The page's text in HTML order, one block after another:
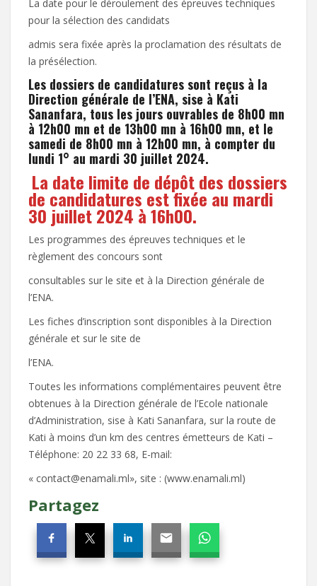
La date pour le déroulement des épreuves techniques
pour la sélection des candidats
admis sera fixée après la proclamation des résultats de
la présélection.
Les dossiers de candidatures sont reçus à la
Direction générale de l’ENA, sise à Kati
Sananfara, tous les jours ouvrables de 8h00 mn
à 12h00 mn et de 13h00 mn à 16h00 mn, et le
samedi de 8h00 mn à 12h00 mn, à compter du
lundi 1° au mardi 30 juillet 2024.
La date limite de dépôt des dossiers
de candidatures est fixée au mardi
30 juillet 2024 à 16h00.
Les programmes des épreuves techniques et le
règlement des concours sont
consultables sur le site et à la Direction générale de
l’ENA.
Les fiches d’inscription sont disponibles à la Direction
générale et sur le site de
l’ENA.
Toutes les informations complémentaires peuvent être
obtenues à la Direction générale de l’Ecole nationale
d’Administration, sise à Kati Sananfara, sur la route de
Kati à moins d’un km des centres émetteurs de Kati –
Téléphone: 20 22 33 68, E-mail:
« contact@enamali.ml», site : (www.enamali.ml)
Partagez